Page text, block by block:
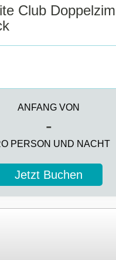
Club
ANFANG VON
-
PERSON UND NACHT
Jetzt Buchen